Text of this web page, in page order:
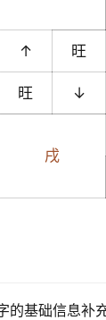
↑ 旺
旺 ↓
戌
的基础信息补